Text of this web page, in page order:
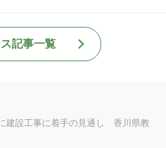
記事一覧
建設工事に着手の見通し 香川県教